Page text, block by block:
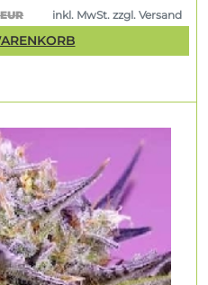
inkl. MwSt. zzgl. Versand